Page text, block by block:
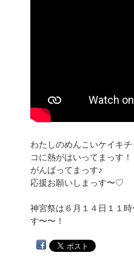
わたしのめんこいケイキ
コに熱がはいってまっす！
がんばってまっす♪
応援お願いしまっす〜♡
神宮祭は６月１４日１１
す〜〜！